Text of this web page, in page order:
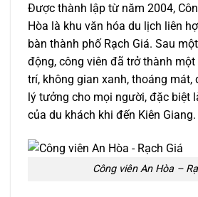
Được thành lập từ năm 2004,
Hòa là khu văn hóa du lịch liên
bàn thành phố Rạch Giá. Sau
động, công viên đã trở thành
trí, không gian xanh, thoáng mát,
lý tưởng cho mọi người, đặc biệt
của du khách khi đến Kiên Giang.
Công viên An Hòa –